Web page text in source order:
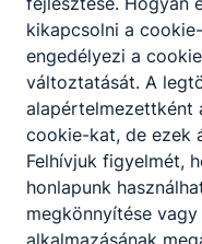
gépeket,
karban tart;
fényező
ismeri és
fóliázás
polírozási
kikapcsolni a
engedélyezi a
változtatását. A
alapértelmezettként
cookie-kat, de ezek
Felhívjuk figyelmét,
honlapunk
megkönnyítése
alkalmazásának